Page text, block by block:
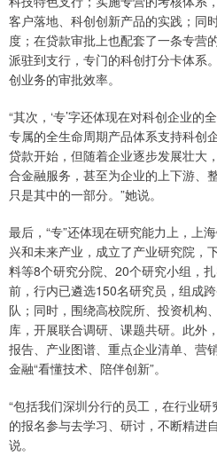
客户落地、科创创新产品的实践；同
度；在贷款审批上也配套了一条专营
派驻到支行，专门的科创打分卡体系
创业务的审批效率。
“其次，‘专’字还体现在对科创企业的
专属的全生命周期产品体系支持科创
贷款开始，但随着企业逐步发展壮大
合金融服务，甚至为企业的上下游、
只是其中的一部分。”她说。
最后，“专”还体现在研究能力上，上
兴和未来产业，成立了产业研究院，
料等8个研究分院、20个研究小组，
前，行内已遴选150名研究员，组成
队；同时，围绕高校院所、投资机构
库，开展联合调研、课题共研。此外
报告、产业图谱、重点企业清单、营
金融“看懂技术、陪伴创新”。
“包括我们深圳分行的员工，在行业
的报名参与去学习、研讨，不断精进
说。